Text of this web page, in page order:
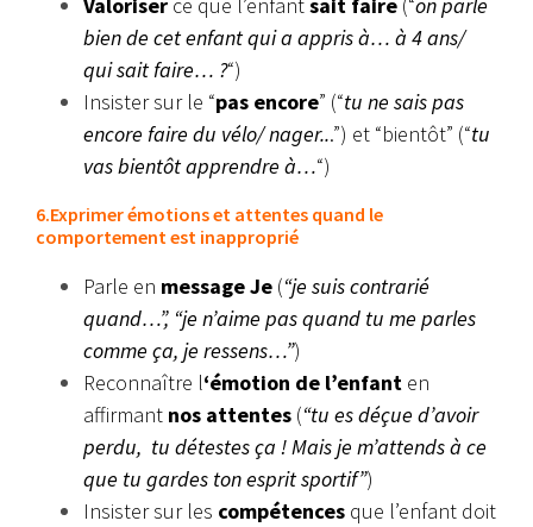
bien de cet enfant qui a appris à… à 4 ans/
qui sait faire… ?“)
Insister sur le “pas encore” (“tu ne sais pas
encore faire du vélo/ nager...”) et “bientôt” (“tu
vas bientôt apprendre à…“)
6.Exprimer émotions et attentes quand le
comportement est inapproprié
Parle en message Je (“je suis contrarié
quand…”, “je n’aime pas quand tu me parles
comme ça, je ressens…”)
Reconnaître l‘émotion de l’enfant en
affirmant nos attentes (“tu es déçue d’avoir
perdu, tu détestes ça ! Mais je m’attends à ce
que tu gardes ton esprit sportif”)
Insister sur les compétences que l’enfant doit